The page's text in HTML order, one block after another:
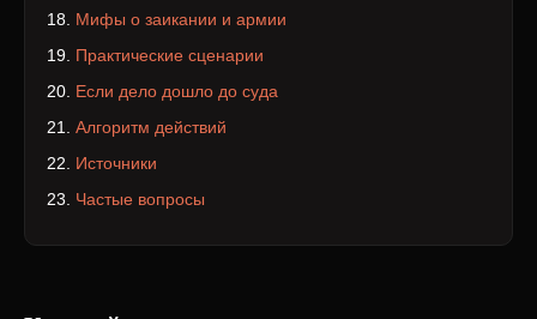
Мифы о заикании и армии
Практические сценарии
Если дело дошло до суда
Алгоритм действий
Источники
Частые вопросы